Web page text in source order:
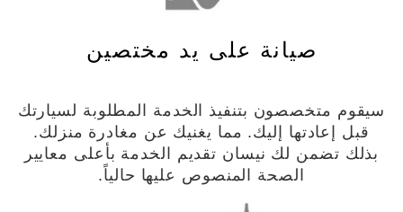
صيانة على يد مختصين
سيقوم متخصصون بتنفيذ الخدمة المطلوبة لسيارتك
قبل إعادتها إليك. مما يغنيك عن مغادرة منزلك.
بذلك تضمن لك نيسان تقديم الخدمة بأعلى معايير
الصحة المنصوص عليها حالياً.